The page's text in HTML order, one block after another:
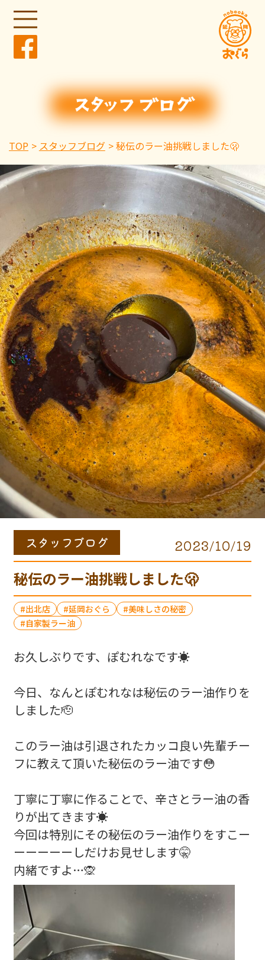
TOP スタッフブログ 秘伝のラー油挑戦しました🫢
スタッフブログ 2023/10/19
秘伝のラー油挑戦しました🫢
出北店 延岡おぐら
美味しさの秘密
自家製ラー油
お久しぶりです、ぽむれなです☀️
今日、なんとぽむれなは秘伝のラー油作りを
しました🫡
このラー油は引退されたカッコ良い先輩チー
フに教えて頂いた秘伝のラー油です😳
丁寧に丁寧に作ることで、辛さとラー油の香
りが出てきます☀️
今回は特別にその秘伝のラー油作りをすこー
ーーーーーしだけお見せします🤫
内緒ですよ…🙊